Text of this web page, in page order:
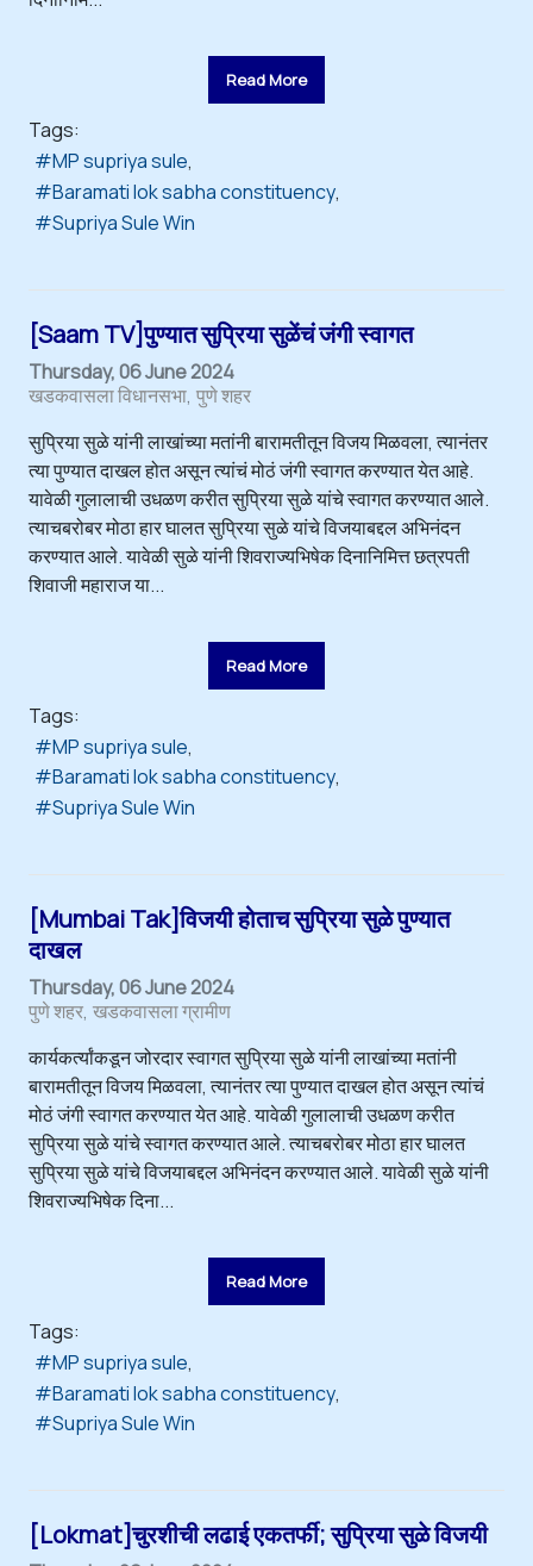
Read More
Tags:
MP supriya sule
Baramati lok sabha constituency
Supriya Sule Win
[Saam TV]पुण्यात सुप्रिया सुळेंचं जंगी स्वागत
Thursday, 06 June 2024
खडकवासला विधानसभा पुणे शहर
सुप्रिया सुळे यांनी लाखांच्या मतांनी बारामतीतून विजय मिळवला, त्यानंतर
त्या पुण्यात दाखल होत असून त्यांचं मोठं जंगी स्वागत करण्यात येत आहे.
यावेळी गुलालाची उधळण करीत सुप्रिया सुळे यांचे स्वागत करण्यात आले.
त्याचबरोबर मोठा हार घालत सुप्रिया सुळे यांचे विजयाबद्दल अभिनंदन
करण्यात आले. यावेळी सुळे यांनी शिवराज्यभिषेक दिनानिमित्त छत्रपती
शिवाजी महाराज या...
Read More
Tags:
MP supriya sule
Baramati lok sabha constituency
Supriya Sule Win
[Mumbai Tak]विजयी होताच सुप्रिया सुळे पुण्यात
दाखल
Thursday, 06 June 2024
पुणे शहर खडकवासला ग्रामीण
कार्यकर्त्यांकडून जोरदार स्वागत सुप्रिया सुळे यांनी लाखांच्या मतांनी
बारामतीतून विजय मिळवला, त्यानंतर त्या पुण्यात दाखल होत असून त्यांचं
मोठं जंगी स्वागत करण्यात येत आहे. यावेळी गुलालाची उधळण करीत
सुप्रिया सुळे यांचे स्वागत करण्यात आले. त्याचबरोबर मोठा हार घालत
सुप्रिया सुळे यांचे विजयाबद्दल अभिनंदन करण्यात आले. यावेळी सुळे यांनी
शिवराज्यभिषेक दिना...
Read More
Tags:
MP supriya sule
Baramati lok sabha constituency
Supriya Sule Win
[Lokmat]चुरशीची लढाई एकतर्फी; सुप्रिया सुळे विजयी